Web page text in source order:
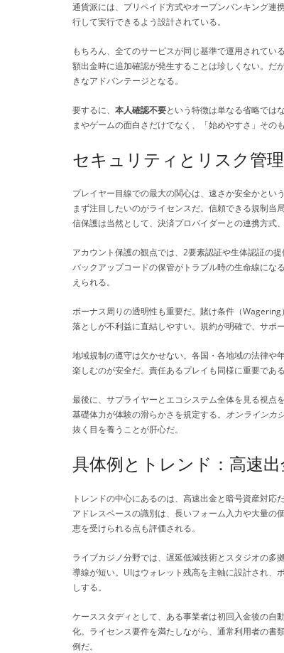
通貨派には、プリペイド方式やオープンバンキング連
行して実行できるよう設計されている。
もちろん、全てのサービスが同じ基準で運用されて
額出金時に追加確認が発生することは珍しくない。だ
きなアドバンテージとなる。
要するに、 本人確認不要という特徴は単なる省略では
まやゲームの面白さだけでなく、「始めやすさ」その
セキュリティとリスク管
プレイヤー目線での最大の関心は、速さか安全かとい
まず注目したいのがライセンスだ。信頼できる規制当
信保護は当然として、決済プロバイダーとの連携方式
アカウント保護の観点では、2要素認証や生体認証の
バックアップコードの保管がトラブル時の生命線にな
えられる。
ボーナス周りの透明性も重要だ。賭け条件（
落としが不利益に直結しやすい。規約が明確で、サポ
地域規制の遵守は欠かせない。各国・各地域の法律や
楽しむのが安全だ。責任あるプレイも同様に重要であ
最後に、サプライヤーとエコシステム全体を見る視点
基礎体力が体験の滑らかさを規定する。 オンラインカ
抜く目を養うことが肝心だ。
具体例とトレンド：高速
トレンドの中心にあるのは、高速出金と暗号資産対応
アドレスベースの識別は、長いフォーム入力や大量の
恵を受けられる点も評価される。
ライブカジノ分野では、遅延低減技術とスタジオの多
導線が短い。UIはウォレット残高を主軸に設計され、
しする。
ケーススタディとして、ある事業者は初回入金後の自
化。ライセンス要件を満たしながら、通常利用者の書
例だ。